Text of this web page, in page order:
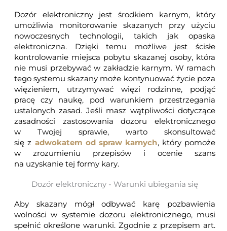
Dozór elektroniczny jest środkiem karnym, który
umożliwia monitorowanie skazanych przy użyciu
nowoczesnych technologii, takich jak opaska
elektroniczna. Dzięki temu możliwe jest ścisłe
kontrolowanie miejsca pobytu skazanej osoby, która
nie musi przebywać w zakładzie karnym. W ramach
tego systemu skazany może kontynuować życie poza
więzieniem, utrzymywać więzi rodzinne, podjąć
pracę czy naukę, pod warunkiem przestrzegania
ustalonych zasad. Jeśli masz wątpliwości dotyczące
zasadności zastosowania dozoru elektronicznego
w Twojej sprawie, warto skonsultować
się z adwokatem od spraw karnych, który pomoże
w zrozumieniu przepisów i ocenie szans
na uzyskanie tej formy kary.
Dozór elektroniczny - Warunki ubiegania się
Aby skazany mógł odbywać karę pozbawienia
wolności w systemie dozoru elektronicznego, musi
spełnić określone warunki. Zgodnie z przepisemart.